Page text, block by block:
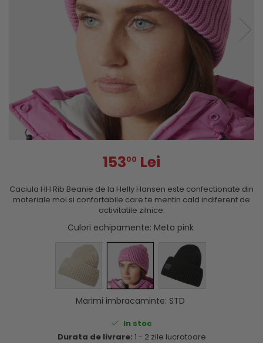
15300 Lei
Caciula HH Rib Beanie de la Helly Hansen este confectionate din
materiale moi si confortabile care te mentin cald indiferent de
activitatile zilnice.
Culori echipamente: Meta pink
Marimi imbracaminte: STD
In stoc
Durata de livrare: 1 - 2 zile lucratoare